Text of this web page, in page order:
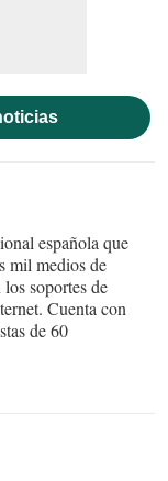
española que
mil medios de
soportes de
Cuenta con
de 60